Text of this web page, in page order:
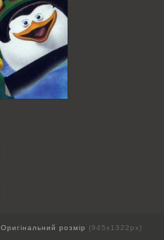
Оригінальний розмір
(945x1322px)